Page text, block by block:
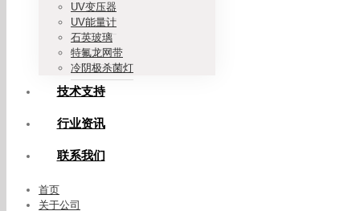
UV变压器
UV能量计
石英玻璃
特氟龙网带
冷阴极杀菌灯
技术支持
行业资讯
联系我们
首页
关于公司